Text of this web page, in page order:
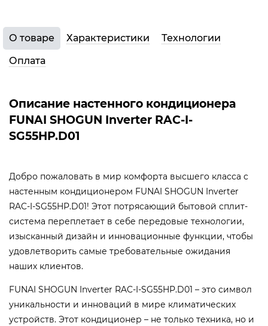
О товаре Характеристики
Технологии
Оплата
Описание настенного кондиционера
FUNAI SHOGUN Inverter RAC-I-
SG55HP.D01
Добро пожаловать в мир комфорта высшего класса с
настенным кондиционером FUNAI SHOGUN Inverter
RAC-I-SG55HP.D01! Этот потрясающий бытовой сплит-
система переплетает в себе передовые технологии,
изысканный дизайн и инновационные функции, чтобы
удовлетворить самые требовательные ожидания
наших клиентов.
FUNAI SHOGUN Inverter RAC-I-SG55HP.D01 – это символ
уникальности и инноваций в мире климатических
устройств. Этот кондиционер – не только техника, но и